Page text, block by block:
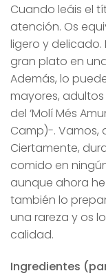
Cuando leáis el
atención. Os
ligero y
gran plato en
Además, lo
mayores,
del ‘Molí Més
Camp)-. Vamos,
Ciertamente,
comido en
aunque ahora
también lo
una rareza y os
calidad.
Ingredientes